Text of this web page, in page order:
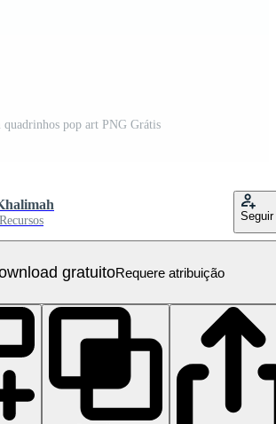
quadrinhos pop art PNG Grátis
Seguir
gratuitoRequere atribuição